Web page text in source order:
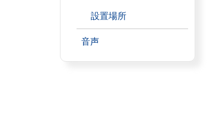
設置場所
音声